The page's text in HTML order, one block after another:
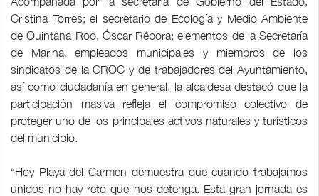
Cristina Torres; el secretario de Ecología y Medio Ambiente
de Quintana Roo, Óscar Rébora; elementos de la Secretaría
de Marina, empleados municipales y miembros de los
sindicatos de la CROC y de trabajadores del Ayuntamiento,
así como ciudadanía en general, la alcaldesa destacó que la
participación masiva refleja el compromiso colectivo de
proteger uno de los principales activos naturales y turísticos
del municipio.
“Hoy Playa del Carmen demuestra que cuando trabajamos
unidos no hay reto que nos detenga. Esta gran jornada es